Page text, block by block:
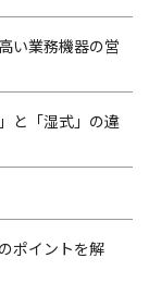
い業務機器の営
と「湿式」の違
ポイントを解